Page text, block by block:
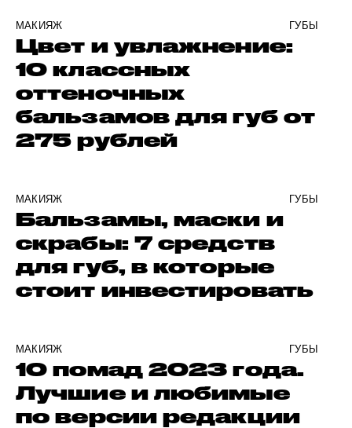
МАКИЯЖ ГУБЫ
Цвет и увлажнение:
10 классных
оттеночных
бальзамов для губ от
275 рублей
МАКИЯЖ ГУБЫ
Бальзамы, маски и
скрабы: 7 средств
для губ, в которые
стоит инвестировать
МАКИЯЖ ГУБЫ
10 помад 2023 года.
Лучшие и любимые
по версии редакции